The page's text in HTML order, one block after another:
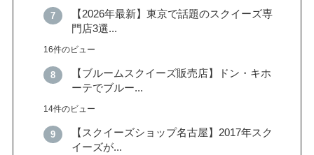
【2026年最新】東京で話題のスクイーズ専
門店3選...
16件のビュー
【ブルームスクイーズ販売店】ドン・キホ
ーテでブルー...
14件のビュー
【スクイーズショップ名古屋】2017年スク
イーズが...